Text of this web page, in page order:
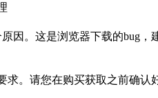
因。这是浏览器下载的bug
。请您在购买获取之前确认